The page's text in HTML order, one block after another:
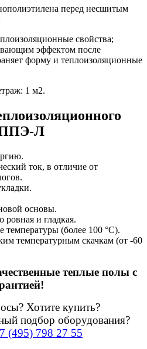
перед несшитым
свойства;
эффектом после
форму и теплоизоляционные
1 м2.
ППЭ-Л
ток, в отличие от
основы.
ровная и гладкая.
(более 100 °С).
температурным скачкам (от -60
теплые полы с
Хотите купить?
подбор оборудования?
(495) 798 27 55